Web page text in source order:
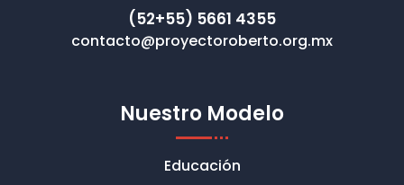
(52+55) 5661 4355
contacto@proyectoroberto.org.mx
Nuestro Modelo
Educación